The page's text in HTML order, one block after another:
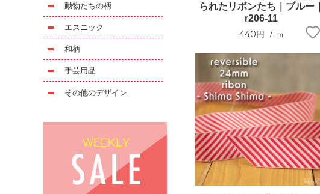
られたリボンたち｜ブルー｜
r206-11
440円 ｍ
動物たちの柄
エスニック
和柄
手芸用品
その他のデザイン